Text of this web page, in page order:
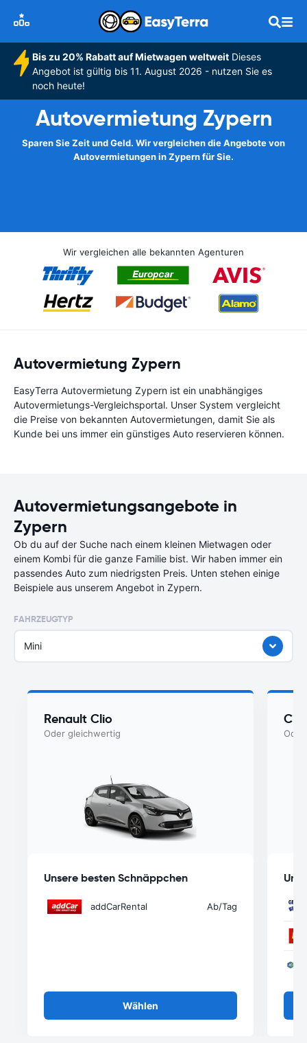
Bis zu 20% Rabatt auf Mietwagen weltweitDieses
Angebot ist gültig bis 11. August 2026 - nutzen Sie es
noch heute!
Autovermietung Zypern
Sparen Sie Zeit und Geld. Wir vergleichen die Angebote von
Autovermietungen in Zypern für Sie.
Wir vergleichen alle bekannten Agenturen
Autovermietung Zypern
EasyTerra Autovermietung Zypern ist ein unabhängiges
Autovermietungs-Vergleichsportal. Unser System vergleicht
die Preise von bekannten Autovermietungen, damit Sie als
Kunde bei uns immer ein günstiges Auto reservieren können.
Autovermietungsangebote in
Zypern
Ob du auf der Suche nach einem kleinen Mietwagen oder
einem Kombi für die ganze Familie bist. Wir haben immer ein
passendes Auto zum niedrigsten Preis. Unten stehen einige
Beispiele aus unserem Angebot in Zypern.
FAHRZEUGTYP
Mini
Renault Clio
Oder gleichwertig
Unsere besten Schnäppchen
addCarRental Ab/Tag
Wählen